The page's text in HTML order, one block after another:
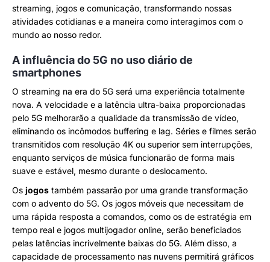
streaming, jogos e comunicação, transformando nossas
atividades cotidianas e a maneira como interagimos com o
mundo ao nosso redor.
A influência do 5G no uso diário de
smartphones
O streaming na era do 5G será uma experiência totalmente
nova. A velocidade e a latência ultra-baixa proporcionadas
pelo 5G melhorarão a qualidade da transmissão de vídeo,
eliminando os incômodos buffering e lag. Séries e filmes serão
transmitidos com resolução 4K ou superior sem interrupções,
enquanto serviços de música funcionarão de forma mais
suave e estável, mesmo durante o deslocamento.
Os jogos também passarão por uma grande transformação
com o advento do 5G. Os jogos móveis que necessitam de
uma rápida resposta a comandos, como os de estratégia em
tempo real e jogos multijogador online, serão beneficiados
pelas latências incrivelmente baixas do 5G. Além disso, a
capacidade de processamento nas nuvens permitirá gráficos